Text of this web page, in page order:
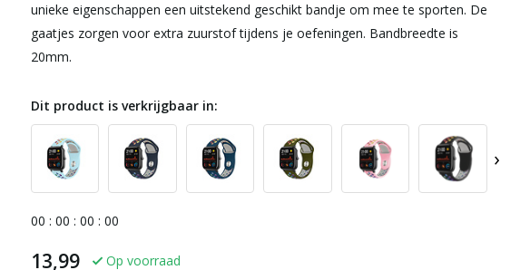
unieke eigenschappen een uitstekend geschikt bandje om mee te sporten. De
gaatjes zorgen voor extra zuurstof tijdens je oefeningen. Bandbreedte is
20mm.
Dit product is verkrijgbaar in:
›
00 : 00 : 00 : 00
13,99 Op voorraad